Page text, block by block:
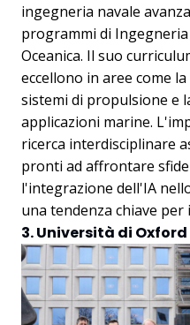
ingegneria navale
programmi di
Oceanica. Il suo
eccellono in aree come
sistemi di propulsione e
applicazioni marine.
ricerca interdisciplinare
pronti ad affrontare
l'integrazione dell'IA
una tendenza chiave per
3. Università di Oxford